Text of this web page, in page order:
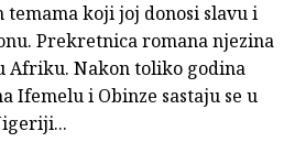
koji joj donosi slavu i
Prekretnica romana njezina
Afriku. Nakon toliko godina
Ifemelu i Obinze sastaju se u